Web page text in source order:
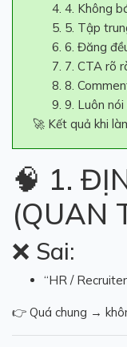
4. Không
5. Tập
6. Đăng
7. CTA rõ
8.
9. Luôn
🚀 Kết quả khi
🧠 1.
(QUAN
❌ Sai:
“HR /
👉 Quá chung →